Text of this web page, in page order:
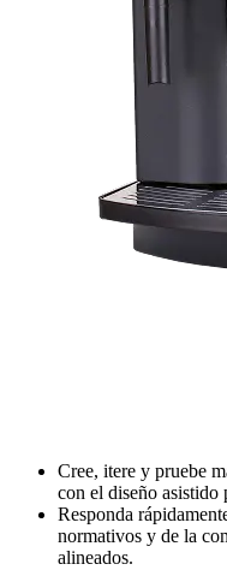
Cree, itere y pruebe
con el diseño asistido
Responda
normativos y de la
alineados.